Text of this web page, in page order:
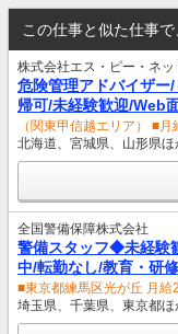
この仕事と似た仕事
株式会社エス・ピー・ネッ
危険管理アドバイザ
帰可/未経験歓迎/Web
（関東甲信越エリア） ■月
北海道、宮城県、山形県ほ
全国警備保障株式会社
警備スタッフ◆未経験
中/転勤なし/教育・研
■東京都練馬区光が丘 月給
埼玉県、千葉県、東京都ほ